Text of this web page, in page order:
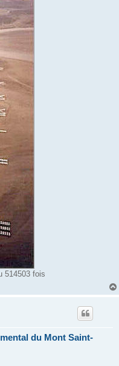
514503 fois
du Mont Saint-